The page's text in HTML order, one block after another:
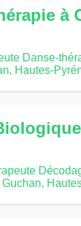
à
Danse-
Hautes-